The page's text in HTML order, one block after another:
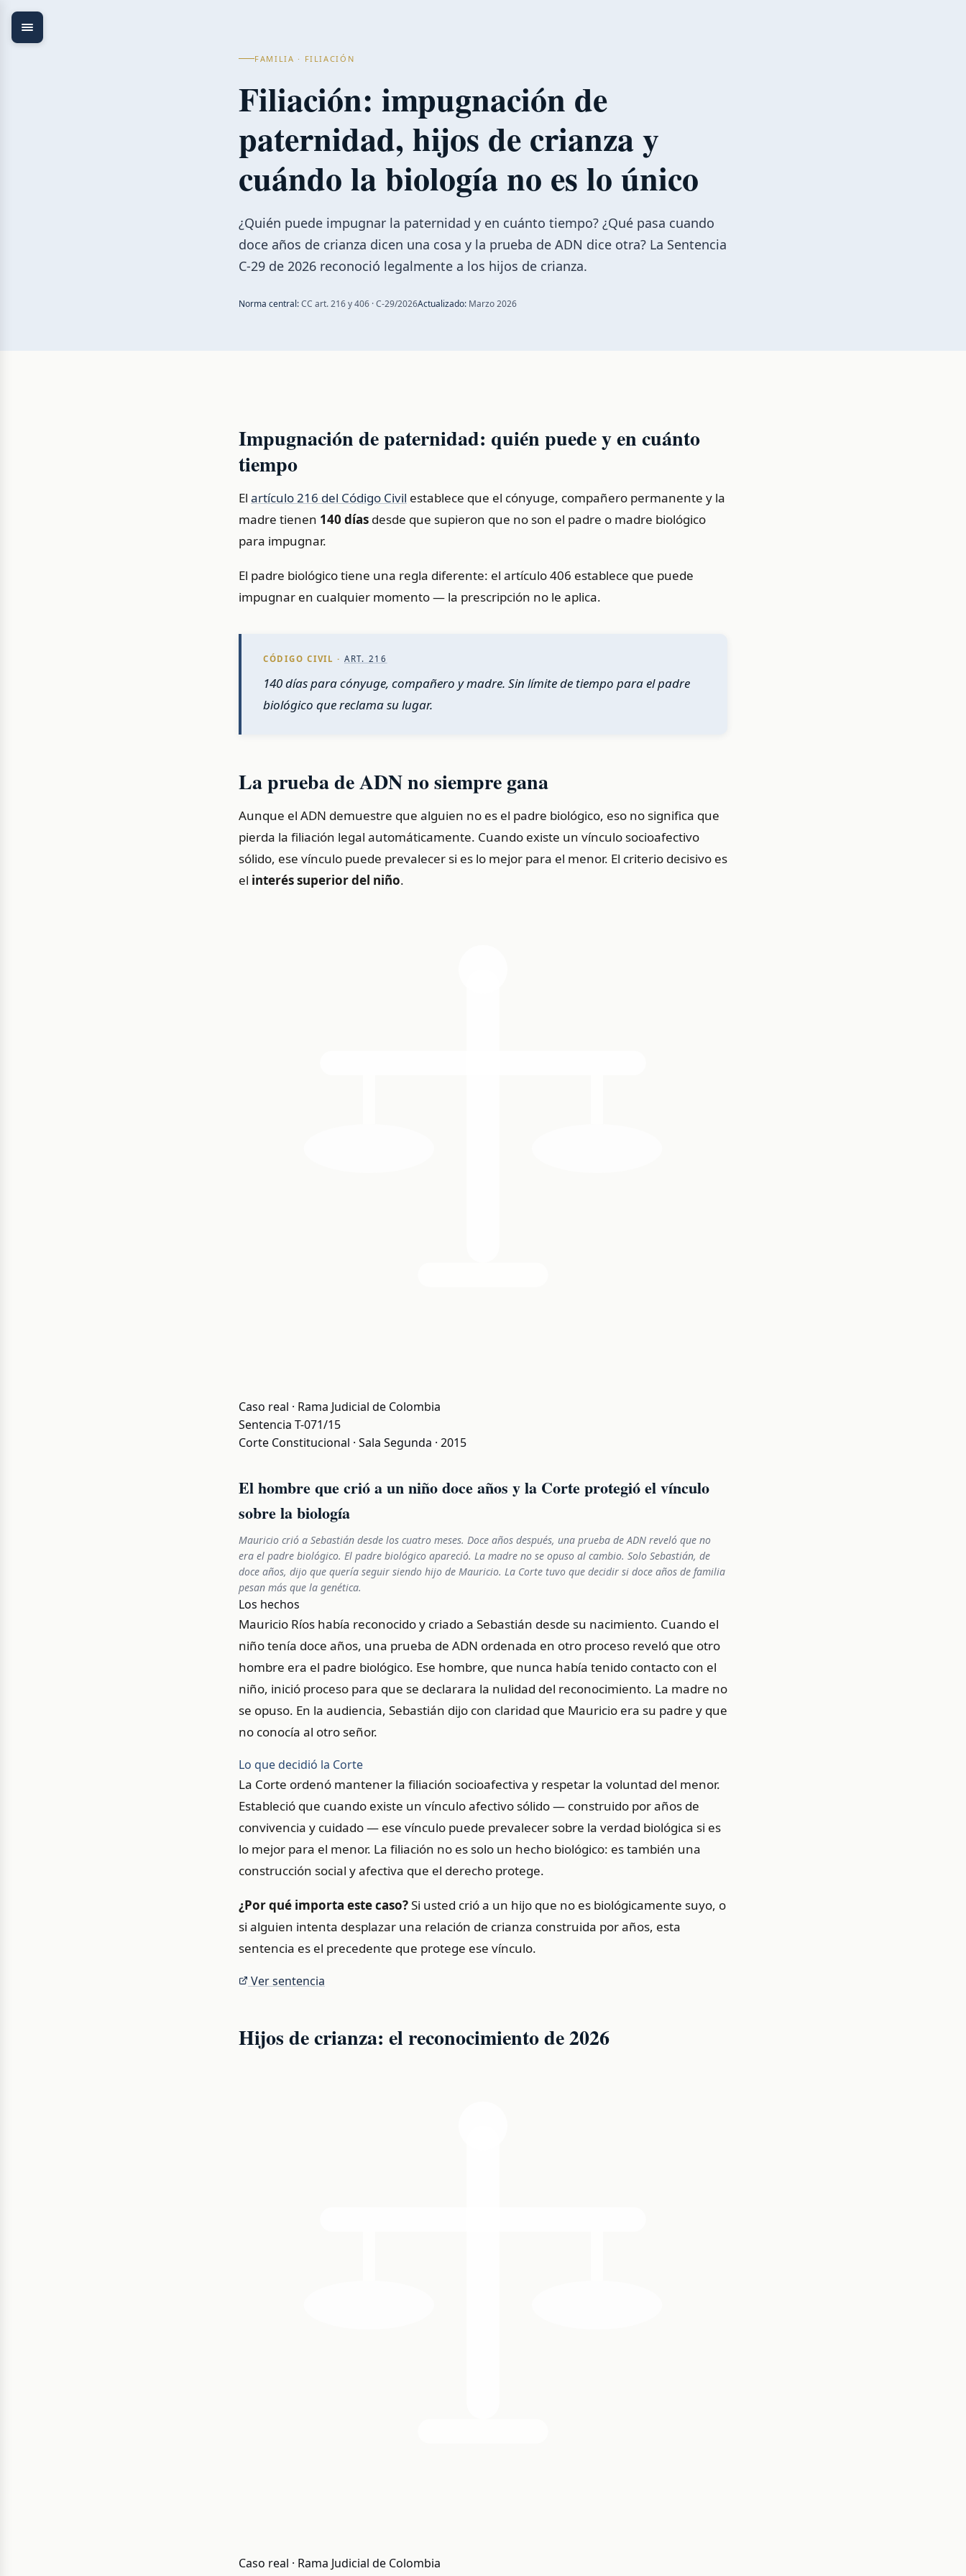
FAMILIA · FILIACIÓN
Filiación: impugnación de
paternidad, hijos de crianza y
cuándo la biología no es lo único
¿Quién puede impugnar la paternidad y en cuánto tiempo? ¿Qué pasa cuando
doce años de crianza dicen una cosa y la prueba de ADN dice otra? La Sentencia
C-29 de 2026 reconoció legalmente a los hijos de crianza.
Norma central:CC art. 216 y 406 · C-29/2026Actualizado: Marzo 2026
Impugnación de paternidad: quién puede y en cuánto
tiempo
El artículo 216 del Código Civil establece que el cónyuge, compañero permanente y la
madre tienen 140 días desde que supieron que no son el padre o madre biológico
para impugnar.
El padre biológico tiene una regla diferente: el artículo 406 establece que puede
impugnar en cualquier momento — la prescripción no le aplica.
CÓDIGO CIVIL · ART. 216
140 días para cónyuge, compañero y madre. Sin límite de tiempo para el padre
biológico que reclama su lugar.
La prueba de ADN no siempre gana
Aunque el ADN demuestre que alguien no es el padre biológico, eso no significa que
pierda la filiación legal automáticamente. Cuando existe un vínculo socioafectivo
sólido, ese vínculo puede prevalecer si es lo mejor para el menor. El criterio decisivo es
el interés superior del niño.
Caso real · Rama Judicial de Colombia
Sentencia T-071/15
Corte Constitucional · Sala Segunda · 2015
El hombre que crió a un niño doce años y la Corte protegió el vínculo
sobre la biología
Mauricio crió a Sebastián desde los cuatro meses. Doce años después, una prueba de ADN reveló que no
era el padre biológico. El padre biológico apareció. La madre no se opuso al cambio. Solo Sebastián, de
doce años, dijo que quería seguir siendo hijo de Mauricio. La Corte tuvo que decidir si doce años de familia
pesan más que la genética.
Los hechos
Mauricio Ríos había reconocido y criado a Sebastián desde su nacimiento. Cuando el
niño tenía doce años, una prueba de ADN ordenada en otro proceso reveló que otro
hombre era el padre biológico. Ese hombre, que nunca había tenido contacto con el
niño, inició proceso para que se declarara la nulidad del reconocimiento. La madre no
se opuso. En la audiencia, Sebastián dijo con claridad que Mauricio era su padre y que
no conocía al otro señor.
Lo que decidió la Corte
La Corte ordenó mantener la filiación socioafectiva y respetar la voluntad del menor.
Estableció que cuando existe un vínculo afectivo sólido — construido por años de
convivencia y cuidado — ese vínculo puede prevalecer sobre la verdad biológica si es
lo mejor para el menor. La filiación no es solo un hecho biológico: es también una
construcción social y afectiva que el derecho protege.
¿Por qué importa este caso?Si usted crió a un hijo que no es biológicamente suyo, o
si alguien intenta desplazar una relación de crianza construida por años, esta
sentencia es el precedente que protege ese vínculo.
Ver sentencia
Hijos de crianza: el reconocimiento de 2026
Caso real · Rama Judicial de Colombia